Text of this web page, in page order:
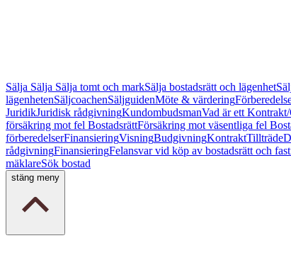
Sälja Sälja Sälja tomt och markSälja bostadsrätt och lägenhet
lägenhetenSäljcoachenSäljguidenMöte & värdering
JuridikJuridisk rådgivningKundombudsmanVad är ett
försäkring mot fel BostadsrättFörsäkring mot väsentliga fel
förberedelserFinansieringVisningBudgivningKontraktTillträde
rådgivningFinansieringFelansvar vid köp av bostadsrätt och
mäklareSök bostad
stäng meny